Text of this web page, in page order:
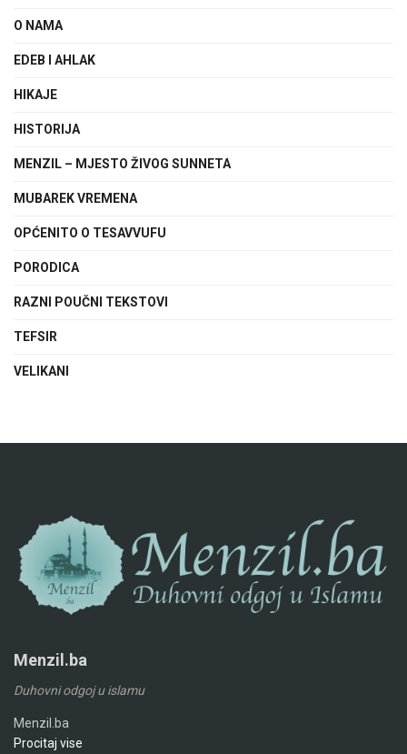
O NAMA
EDEB I AHLAK
HIKAJE
HISTORIJA
MENZIL – MJESTO ŽIVOG SUNNETA
MUBAREK VREMENA
OPĆENITO O TESAVVUFU
PORODICA
RAZNI POUČNI TEKSTOVI
TEFSIR
VELIKANI
Menzil.ba
Duhovni odgoj u islamu
Menzil.ba
Procitaj vise